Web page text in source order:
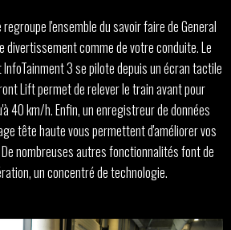
l'ensemble du savoir faire de General
divertissement comme de votre conduite. Le
3 se pilote depuis un écran tactile
Lift permet de relever le train avant pour
40 km/h. Enfin, un enregistreur de données
tête haute vous permettent d'améliorer vos
nombreuses autres fonctionnalités font de
un concentré de technologie.